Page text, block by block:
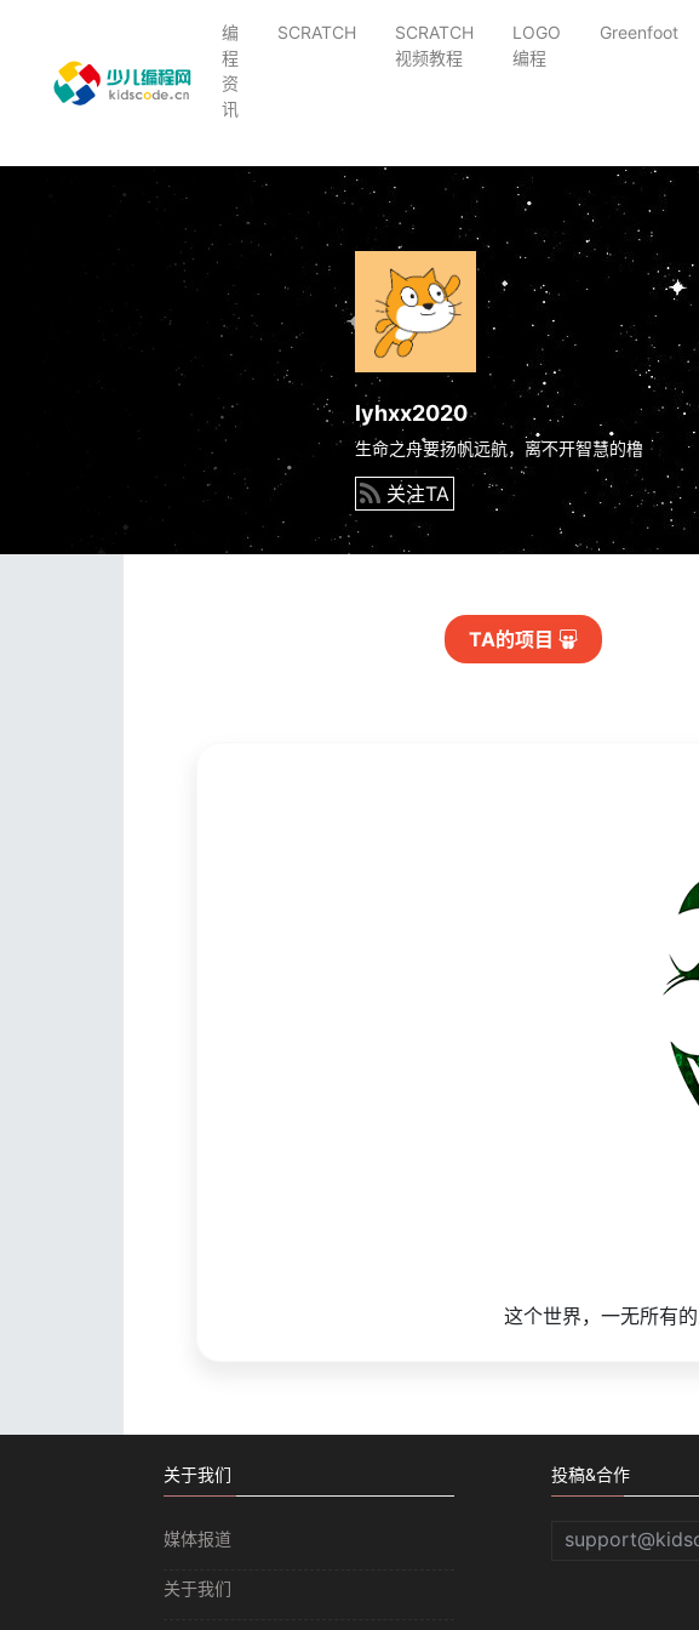
编
程
资
讯
SCRATCH
SCRATCH
视频教程
LOGO
编程
Greenfoot
lyhxx2020
生命之舟要扬帆远航，离不开智慧的橹
关注TA
TA的项目
这个世界，一无所有
关于我们
媒体报道
关于我们
投稿&合作